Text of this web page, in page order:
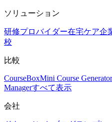
ソリューション
研修プロバイダー在宅ケア企
校
比較
CourseBoxMini Course Generator
Managerすべて表示
会社